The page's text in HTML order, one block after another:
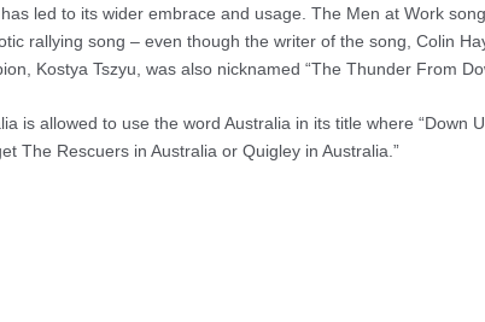
led to its wider embrace and usage. The Men at Work
rallying song – even though the writer of the song, Colin
Kostya Tszyu, was also nicknamed “The Thunder From
is allowed to use the word Australia in its title where “Down
The Rescuers in Australia or Quigley in Australia.”